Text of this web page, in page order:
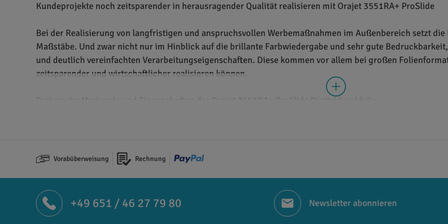
Kundeprojekte noch zeitsparender in herausragender Qualität realisieren mit Orajet 3551RA+ ProSlide
Bei der Realisierung von langfristigen und anspruchsvollen Werbemaßnahmen im Außenbereich setzt
Maßstäbe. Und zwar nicht nur im Hinblick auf die brillante Farbwiedergabe und sehr gute
und deutlich vereinfachten Verarbeitungseigenschaften. Diese kommen vor allem bei großen
zeitsparender und wirtschaftlicher realisieren können.
Orajet 3551RA+ ProSlide ist eine gegossene polymere PVC-Folie, die eigens für die Verwirklichung
entwickelt wurde. Sie kann unter anderem auf Fahrzeugen und Wasserfahrzeugen sowie nahezu allen
verklebt werden. Die Folie ist in Weiß und wahlweise mit matter oder glänzender Oberfläche erhältlich.
Solvent-Tinten sowie mit UV-härtenden und Latextinten. Die im Außenbereich bis zu 7 Jahre haltbare
Verklebung aus. Einerseits ist sie mit einem Luftkanalkleber ausgerüstet, der ein schnelles, blasenfreies
Andererseits bietet sie die neuartige ProSlide Technologie. Diese gewährleistet eine geringere
Applikation wesentlich einfacher repositionieren lässt. Zudem weist 70 Mikron starke Digitaldruckfolie
Vorabüberweisung Rechnung
+49 651 / 46 27 79 80 Newsletter abonnieren